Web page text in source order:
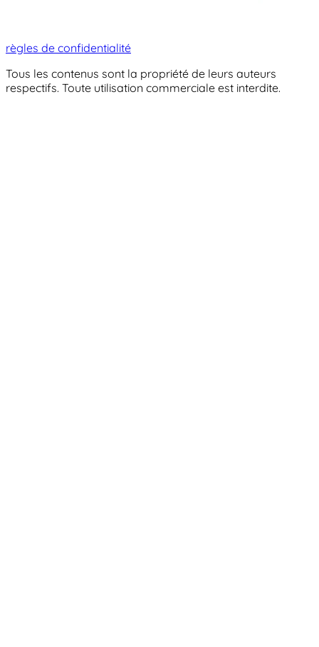
règles de confidentialité
Tous les contenus sont la propriété de leurs auteurs
respectifs. Toute utilisation commerciale est interdite.